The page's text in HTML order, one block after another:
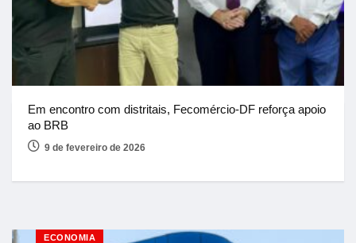
Em encontro com distritais, Fecomércio-DF reforça apoio
ao BRB
9 de fevereiro de 2026
ECONOMIA